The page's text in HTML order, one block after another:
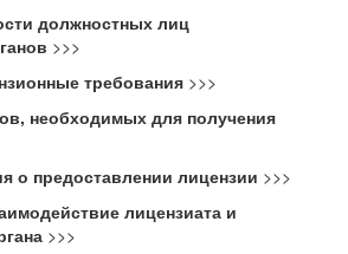
должностных лиц
>>>
требования >>>
необходимых для получения
о предоставлении лицензии >>>
лицензиата и
>>>